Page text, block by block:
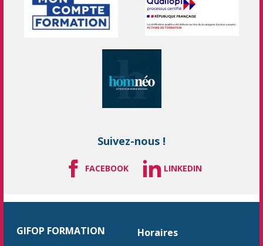
Suivez-nous !
FACEBOOK LINKEDIN
GIFOP FORMATION Horaires